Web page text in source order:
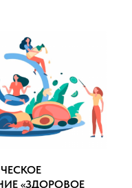
«ЗДОРОВОЕ